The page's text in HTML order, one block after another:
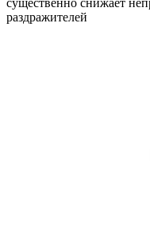
раздражителей